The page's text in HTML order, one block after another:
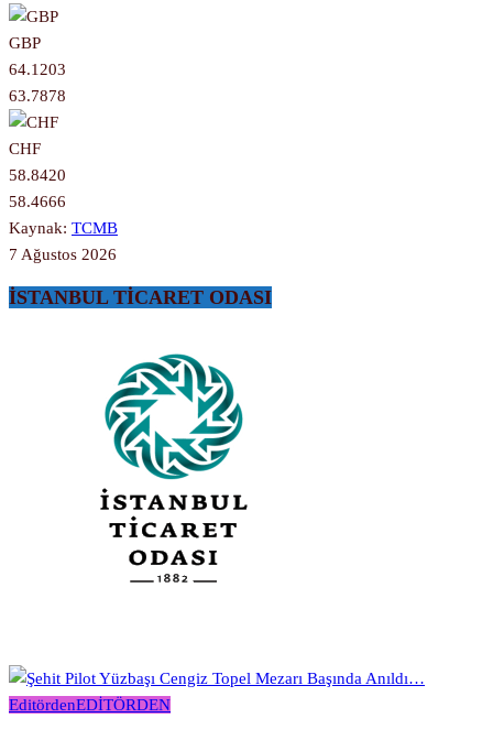
GBP
64.1203
63.7878
CHF
58.8420
58.4666
Kaynak: TCMB
7 Ağustos 2026
İSTANBUL TİCARET ODASI
EditördenEDİTÖRDEN